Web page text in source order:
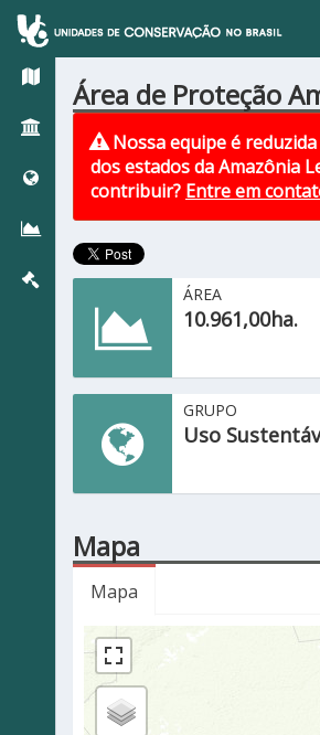
Área de Proteção
Nossa equipe é
dos estados da Amazônia
contribuir? Entre em
ÁREA
10.961,00ha.
GRUPO
Uso
Mapa
Mapa